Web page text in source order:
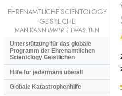
EHRENAMTLICHE SCIENTOLOGY
GEISTLICHE
MAN KANN IMMERETWAS TUN
Unterstützung für das globale
Programm der Ehrenamtlichen
Scientology Geistlichen
Hilfe für jedermann überall
Globale Katastrophenhilfe